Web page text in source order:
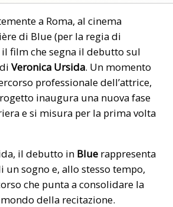
a Roma, al cinema
di Blue (per la regia di
il film che segna il debutto sul
diVeronica Ursida. Un momento
professionale dell’attrice,
inaugura una nuova fase
e si misura per la prima volta
il debutto in Blue rappresenta
un sogno e, allo stesso tempo,
che punta a consolidare la
della recitazione.